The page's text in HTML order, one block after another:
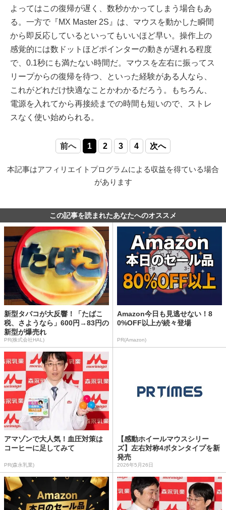
よってはこの復帰が遅く、数秒かかってしまう場合もあ
る。一方で『MX Master 2S』は、マウスを動かした瞬間
から即反応しているといってもいいほど早い。操作上の
感覚的には数ドットほどポインターの動きが遅れる程度
で、0.1秒にも満たない時間だ。マウスを左右に振ってス
リープからの復帰を待つ、といった経験がある人なら、
これがどれだけ快適なことかわかるだろう。もちろん、
電源を入れてから再接続までの時間も短いので、ストレ
スなく使い始められる。
前へ 1 2 3 4 次へ
本記事はアフィリエイトプログラムによる収益を得ている場合
があります
この記事を読まれたあなたへのオススメ
新型タバコが大反響！「たばこ
税、さようなら」600円→83円の
新型が爆売れ
PR(株式会社HAL)
Amazon今日も見逃せない！8
0%OFF以上が続々登場
PR(Amazon)
アマゾンで大人気！血圧対策は
コーヒーに足してみて
PR(森永乳業)
【感動ホイールマウスシリー
ズ】左右対称4ボタンタイプを新
発売
2026年5月26日